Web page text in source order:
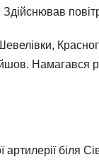
Намагався
біля